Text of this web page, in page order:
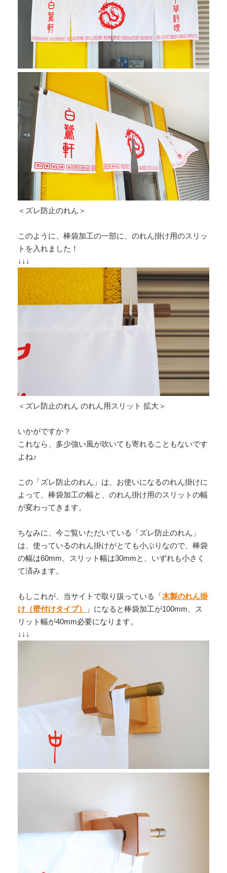
＜ズレ防止のれん＞
このように、棒袋加工の一部に、のれん掛け用のスリッ
トを入れました！
↓↓↓
＜ズレ防止のれん のれん用スリット 拡大＞
いかがですか？
これなら、多少強い風が吹いても寄れることもないです
よね♪
この「ズレ防止のれん」は、お使いになるのれん掛けに
よって、棒袋加工の幅と、のれん掛け用のスリットの幅
が変わってきます。
ちなみに、今ご覧いただいている「ズレ防止のれん」
は、使っているのれん掛けがとても小ぶりなので、棒袋
の幅は60mm、スリット幅は30mmと、いずれも小さく
て済みます。
もしこれが、当サイトで取り扱っている「木製のれん掛
け（壁付けタイプ）
」になると棒袋加工が100mm、ス
リット幅が40mm必要になります。
↓↓↓